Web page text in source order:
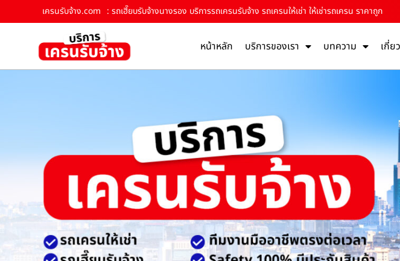
เครนรับจ้าง.com : รถเฮี๊ยบรับจ้างนางรอง บริการรถเครนรับจ้าง รถเครนให้เช่า ให้เช่ารถเครน ราคาถูก
หน้าหลัก บริการของเรา บทความ เกี่ย